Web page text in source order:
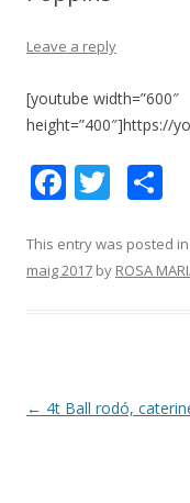
Leave a reply
[youtube width=”600″
height=”400″]https://
F
e
b
k
T
itt
er p
ix
This entry was posted in
maig 2017 by ROSA
Post
← 4t Ball rodó,